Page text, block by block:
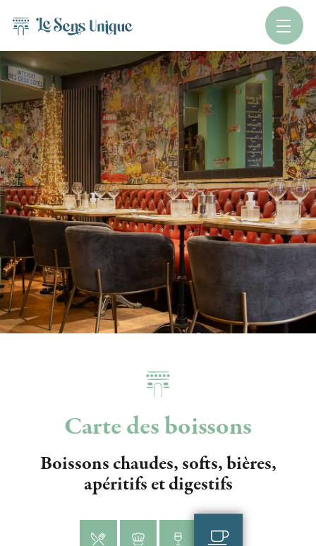
Carte des boissons
Boissons chaudes, softs, bières,
apéritifs et digestifs